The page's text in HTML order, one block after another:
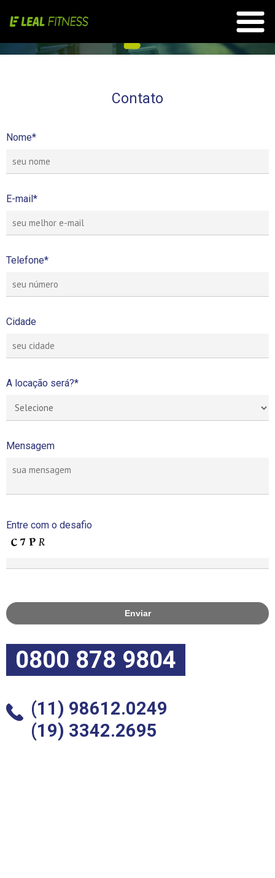
Contato
Nome*
E-mail*
Telefone*
Cidade
A locação será?*
Mensagem
Entre com o desafio
0800 878 9804
(11) 98612.0249
(19) 3342.2695